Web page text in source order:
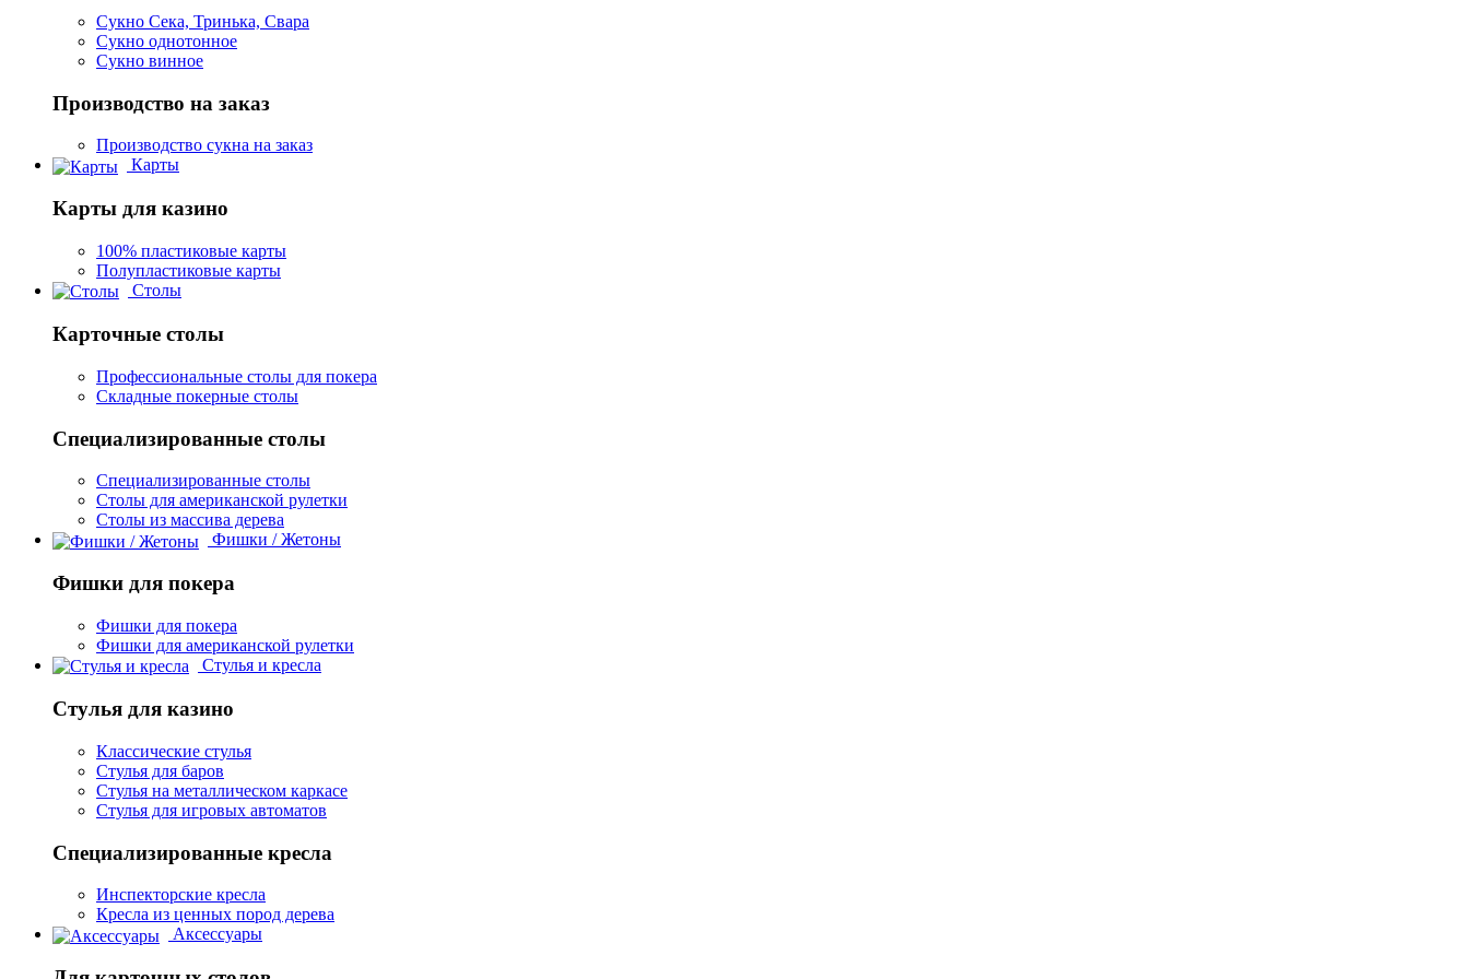
Сукно Сека, Тринька, Свара
Сукно однотонное
Сукно винное
Производство на заказ
Производство сукна на заказ
Карты
Карты для казино
100% пластиковые карты
Полупластиковые карты
Столы
Карточные столы
Профессиональные столы для покера
Складные покерные столы
Специализированные столы
Специализированные столы
Столы для американской рулетки
Столы из массива дерева
Фишки / Жетоны
Фишки для покера
Фишки для покера
Фишки для американской рулетки
Стулья и кресла
Стулья для казино
Классические стулья
Стулья для баров
Стулья на металлическом каркасе
Стулья для игровых автоматов
Специализированные кресла
Инспекторские кресла
Кресла из ценных пород дерева
Аксессуары